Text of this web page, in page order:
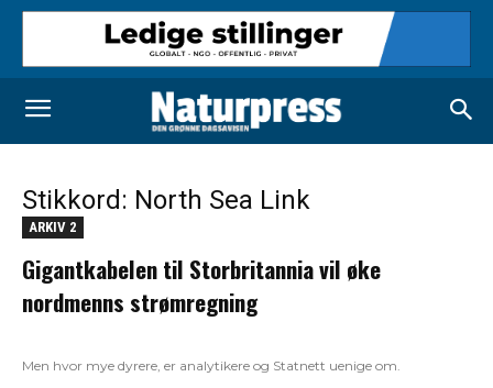
Stikkord: North Sea Link
ARKIV 2
Gigantkabelen til Storbritannia vil øke
nordmenns strømregning
Men hvor mye dyrere, er analytikere og Statnett uenige om.